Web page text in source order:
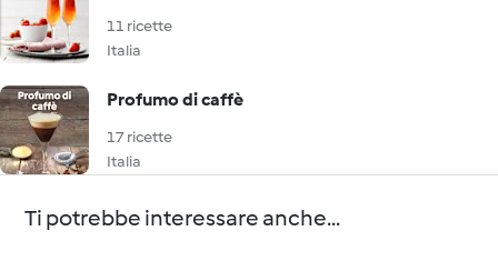
11 ricette
Italia
Profumo di caffè
17 ricette
Italia
Ti potrebbe interessare anche...